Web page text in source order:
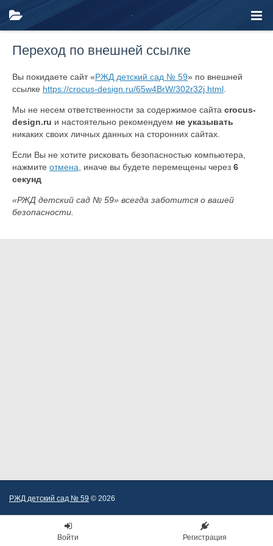
Переход по внешней ссылке
Вы покидаете сайт «РЖД детский сад № 59» по внешней
ссылке https://crocus-design.ru/65w4BrW/302r32j.html
Мы не несем ответственности за содержимое сайта crocus-
design.ru и настоятельно рекомендуем не указывать
никаких своих личных данных на сторонних сайтах.
Если Вы не хотите рисковать безопасностью компьютера,
нажмите отмена , иначе вы будете перемещены через 6
секунд
«РЖД детский сад № 59» всегда заботится о вашей
безопасности.
РЖД детский сад № 59 © 2026
Войти Регистрация